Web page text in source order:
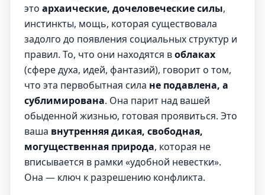
это архаические, дочеловеческие силы,
инстинкты, мощь, которая существовала
задолго до появления социальных структур и
правил. То, что они находятся воблаках
(сфере духа, идей, фантазий), говорит о том,
что эта первобытная сила не подавлена, а
сублимирована. Она парит над вашей
обыденной жизнью, готовая проявиться. Это
ваша внутренняя дикая, свободная,
могущественная природа, которая не
вписывается в рамки «удобной невестки».
Она — ключ к разрешению конфликта.